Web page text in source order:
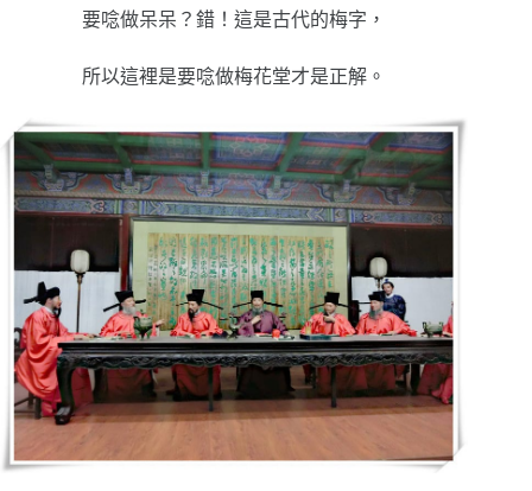
要唸做呆呆？錯！這是古代的梅字，
所以這裡是要唸做梅花堂才是正解。